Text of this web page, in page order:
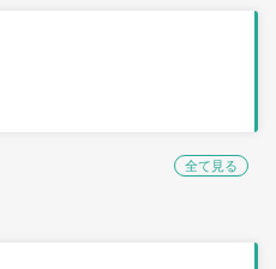
全て見る